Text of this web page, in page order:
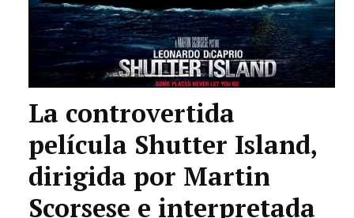
La controvertida
película Shutter Island,
dirigida por Martin
Scorsese e interpretada